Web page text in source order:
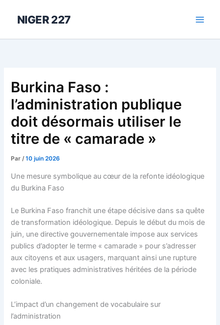
NIGER 227
Burkina Faso :
l’administration publique
doit désormais utiliser le
titre de « camarade »
Par/10 juin 2026
Une mesure symbolique au cœur de la refonte idéologique
du Burkina Faso
Le Burkina Faso franchit une étape décisive dans sa quête
de transformation idéologique. Depuis le début du mois de
juin, une directive gouvernementale impose aux services
publics d’adopter le terme « camarade » pour s’adresser
aux citoyens et aux usagers, marquant ainsi une rupture
avec les pratiques administratives héritées de la période
coloniale.
L’impact d’un changement de vocabulaire sur
l’administration